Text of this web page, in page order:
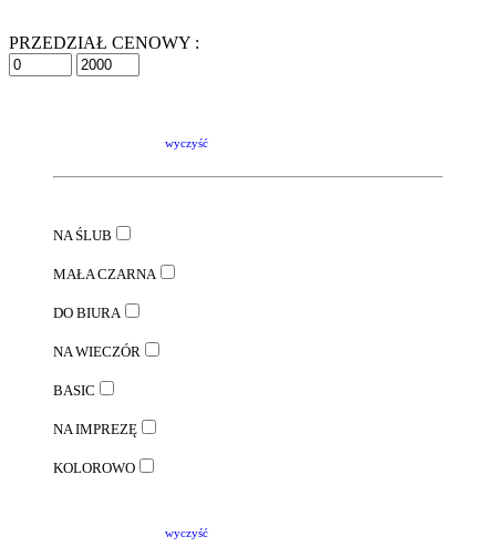
PRZEDZIAŁ CENOWY :
wyczyść
NA ŚLUB
MAŁA CZARNA
DO BIURA
NA WIECZÓR
BASIC
NA IMPREZĘ
KOLOROWO
wyczyść